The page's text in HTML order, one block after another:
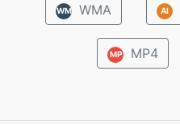
WM WMA AI
MP MP4